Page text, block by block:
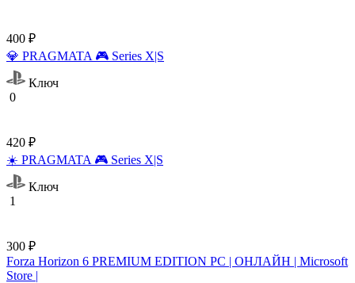
400 ₽
💎 PRAGMATA 🎮 Series X|S
Ключ
0
420 ₽
☀️ PRAGMATA 🎮 Series X|S
Ключ
1
300 ₽
Forza Horizon 6 PREMIUM EDITION PC | ОНЛАЙН | Microsoft
Store |